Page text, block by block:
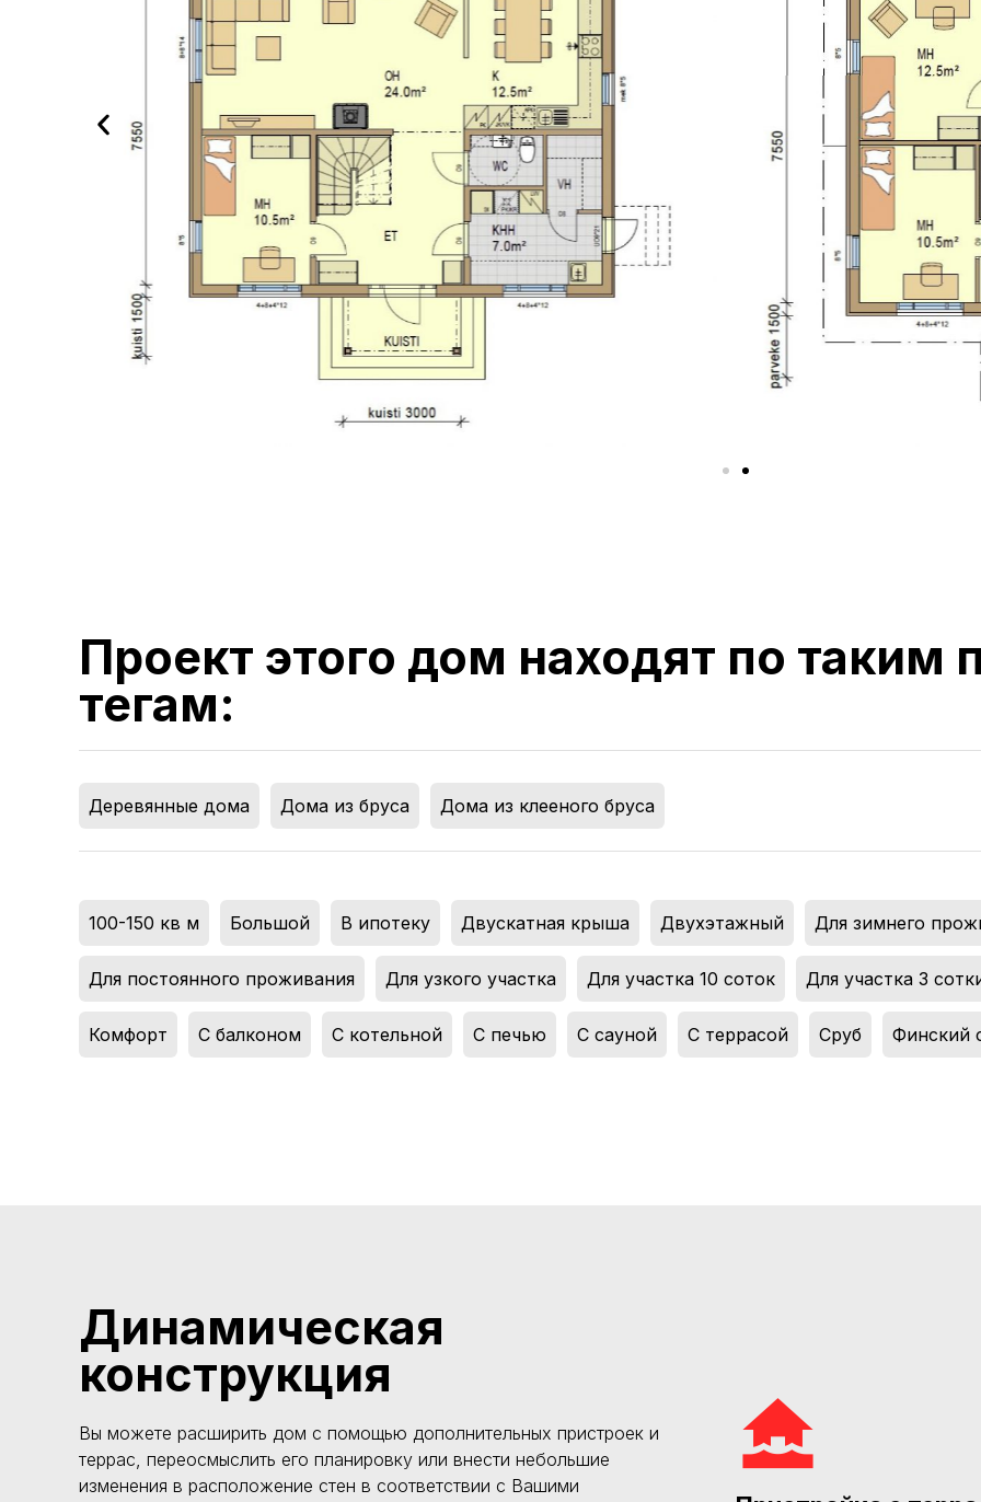
Проект этого дом находят по таким
тегам:
Деревянные дома Дома из бруса Дома из клееного бруса
100-150 кв м Большой В ипотеку Двускатная крыша Двухэтажный Для зимнего
Для постоянного проживания Для узкого участка Для участка 10 соток Для участка 3
Комфорт С балконом С котельной С печью С сауной С террасой Сруб Финский
Динамическая
конструкция
Вы можете расширить дом с помощью дополнительных пристроек и
террас, переосмыслить его планировку или внести небольшие
изменения в расположение стен в соответствии с Вашими